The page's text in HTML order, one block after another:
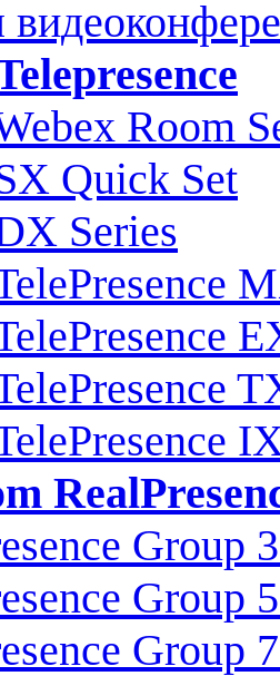
Room
Quick Set
Series
Group
Group
Group